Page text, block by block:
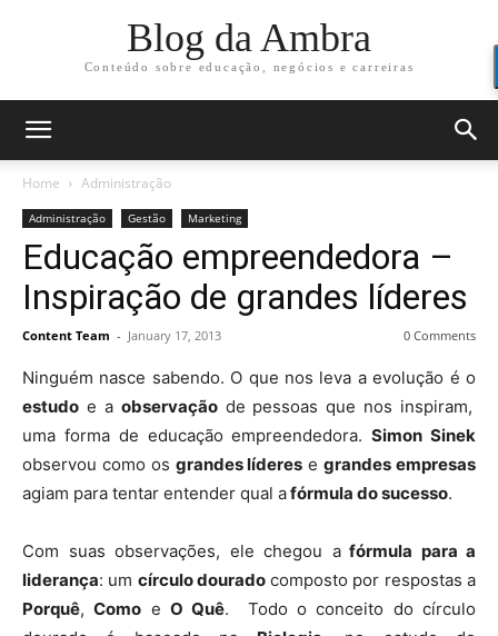
Blog da Ambra
Conteúdo sobre educação, negócios e carreiras
Home Administração
Administração Gestão Marketing
Educação empreendedora –
Inspiração de grandes líderes
Content Team - January 17, 2013 0 Comments
Ninguém nasce sabendo. O que nos leva a evolução é o
estudo e a observaçãode pessoas que nos inspiram,
uma forma de educação empreendedora.Simon Sinek
observou como os grandes líderes egrandes empresas
agiam para tentar entender qual afórmula do sucesso.
Com suas observações, ele chegou afórmula para a
liderança: um círculo douradocomposto por respostas a
Porquê,Como e O Quê. Todo o conceito do círculo